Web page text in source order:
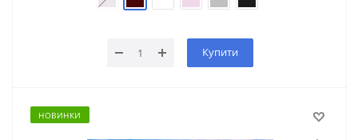
Купити
НОВИНКИ